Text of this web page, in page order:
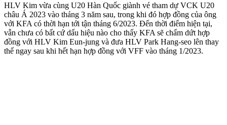
HLV Kim vừa cùng U20 Hàn Quốc giành vé tham dự VCK U20
châu Á 2023 vào tháng 3 năm sau, trong khi đó hợp đồng của ông
với KFA có thời hạn tới tận tháng 6/2023. Đến thời điểm hiện tại,
vẫn chưa có bất cứ dấu hiệu nào cho thấy KFA sẽ chấm dứt hợp
đồng với HLV Kim Eun-jung và đưa HLV Park Hang-seo lên thay
thế ngay sau khi hết hạn hợp đồng với VFF vào tháng 1/2023.